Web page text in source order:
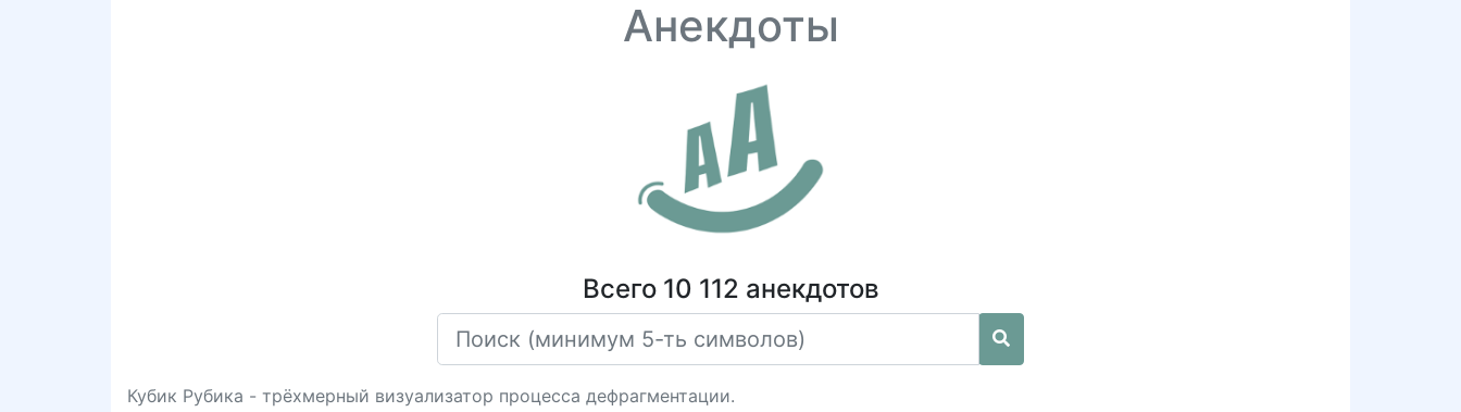
Анекдоты
Всего 10 112 анекдотов
Кубик Рубика - трёхмерный визуализатор процесса дефрагментации.